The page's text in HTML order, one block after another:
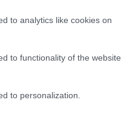
to analytics like cookies on
to functionality of the website
to personalization.